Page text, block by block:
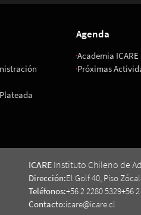
Agenda
Academia ICARE
Próximas
ICARE Instituto Chileno de
Dirección:El Golf 40, Piso
Teléfonos:+56 2 2280 5329+56
Contacto:icare@icare.cl